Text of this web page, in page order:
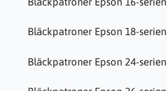
Bläckpatroner Epson 18-serien
Bläckpatroner Epson 24-serien